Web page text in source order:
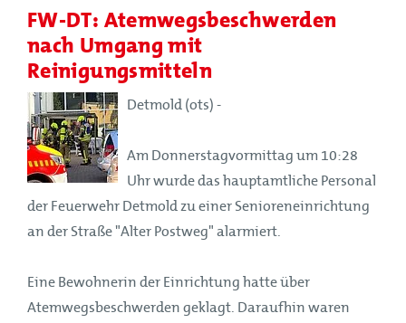
FW-DT: Atemwegsbeschwerden
nach Umgang mit
Reinigungsmitteln
Detmold (ots) -
Am Donnerstagvormittag um 10:28
Uhr wurde das hauptamtliche Personal
der Feuerwehr Detmold zu einer Senioreneinrichtung
an der Straße "Alter Postweg" alarmiert.
Eine Bewohnerin der Einrichtung hatte über
Atemwegsbeschwerden geklagt. Daraufhin waren